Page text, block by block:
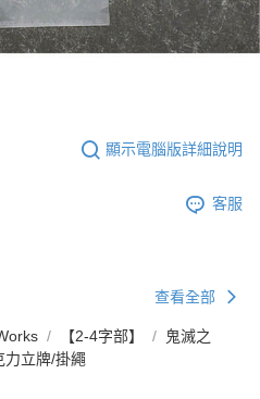
顯示電腦版詳細說明
客服
查看全部
【2-4字部】
鬼滅之
力立牌/掛繩